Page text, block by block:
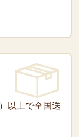
以上で全国送